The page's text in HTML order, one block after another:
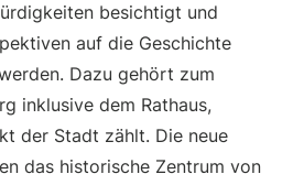
besichtigt und
auf die Geschichte
Dazu gehört zum
inklusive dem Rathaus,
der Stadt zählt. Die neue
das historische Zentrum von